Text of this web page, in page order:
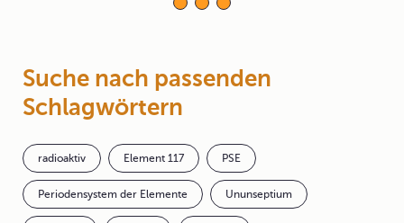
Suche nach passenden
Schlagwörtern
radioaktiv Element 117 PSE
Periodensystem der Elemente Ununseptium